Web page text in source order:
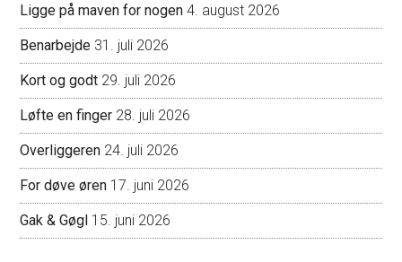
Ligge på maven for nogen 4. august 2026
Benarbejde 31. juli 2026
Kort og godt 29. juli 2026
Løfte en finger 28. juli 2026
Overliggeren 24. juli 2026
For døve øren 17. juni 2026
Gak & Gøgl 15. juni 2026